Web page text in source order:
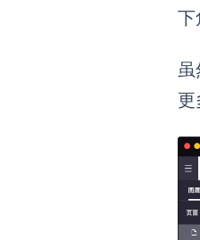
下
虽
更